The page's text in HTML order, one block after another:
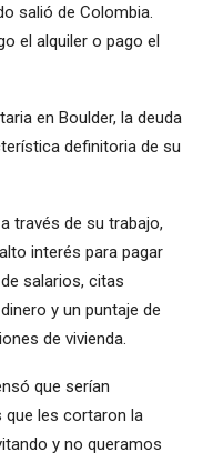
salió de Colombia.
el alquiler o pago el
en Boulder, la deuda
definitoria de su
través de su trabajo,
interés para pagar
salarios, citas
y un puntaje de
de vivienda.
que serían
les cortaron la
y no queramos